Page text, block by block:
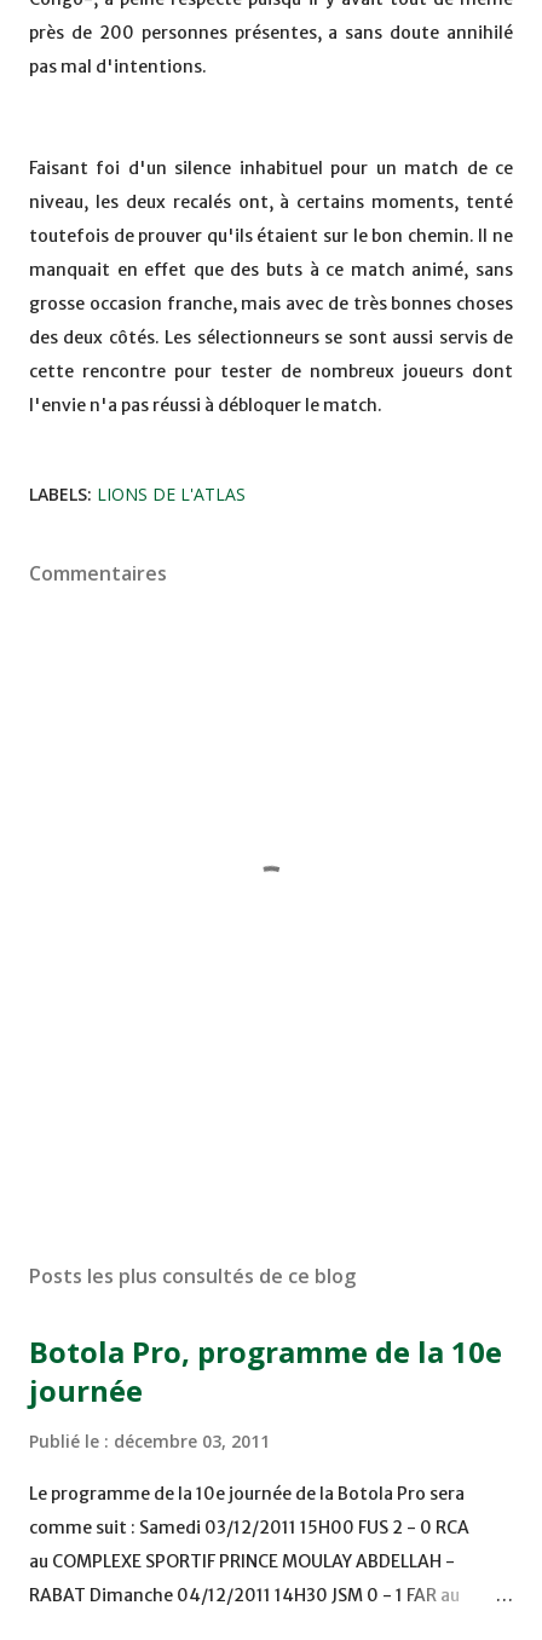
près de 200 personnes présentes, a sans doute annihilé
pas mal d'intentions.
Faisant foi d'un silence inhabituel pour un match de ce
niveau, les deux recalés ont, à certains moments, tenté
toutefois de prouver qu'ils étaient sur le bon chemin. Il ne
manquait en effet que des buts à ce match animé, sans
grosse occasion franche, mais avec de très bonnes choses
des deux côtés. Les sélectionneurs se sont aussi servis de
cette rencontre pour tester de nombreux joueurs dont
l'envie n'a pas réussi à débloquer le match.
LABELS: LIONS DE L'ATLAS
Commentaires
Posts les plus consultés de ce blog
Botola Pro, programme de la 10e
journée
Publié le : décembre 03, 2011
Le programme de la 10e journée de la Botola Pro sera
comme suit : Samedi 03/12/2011 15H00 FUS 2 - 0 RCA
au COMPLEXE SPORTIF PRINCE MOULAY ABDELLAH -
RABAT Dimanche 04/12/2011 14H30 JSM 0 - 1 FAR au